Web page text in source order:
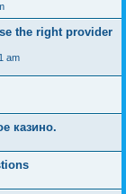
the right provider
am
казино.